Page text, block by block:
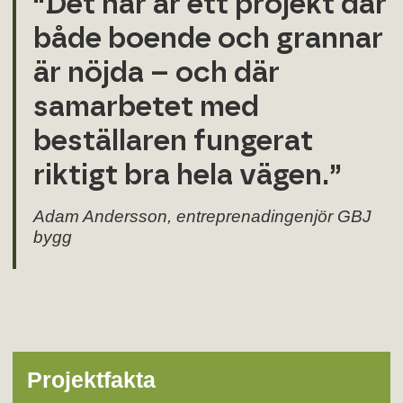
både boende och grannar
är nöjda – och där
samarbetet med
beställaren fungerat
riktigt bra hela vägen.”
Adam Andersson, entreprenadingenjör GBJ
bygg
Projektfakta